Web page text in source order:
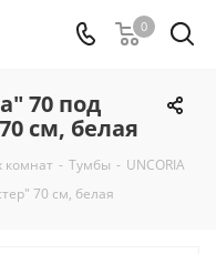
0
70 под
см, белая
комнат - Тумбы - UNCORIA
70 см, белая